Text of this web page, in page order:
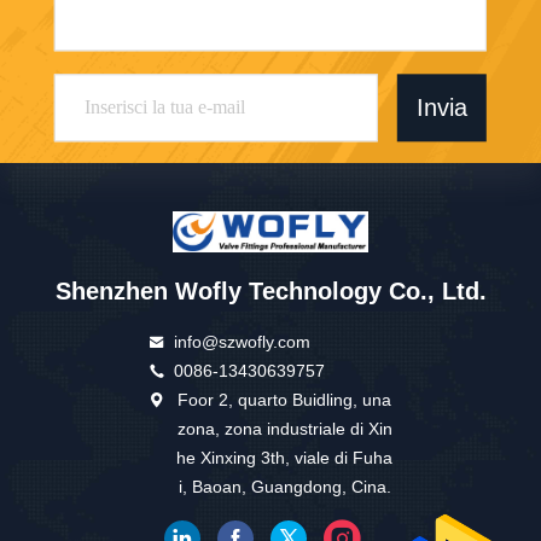
Invia
Shenzhen Wofly Technology Co., Ltd.
info@szwofly.com
0086-13430639757
Foor 2, quarto Buidling, una
zona, zona industriale di Xin
he Xinxing 3th, viale di Fuha
i, Baoan, Guangdong, Cina.